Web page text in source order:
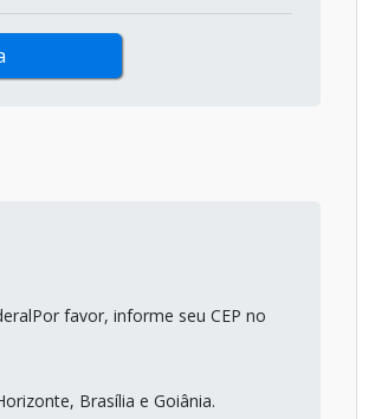
favor, informe seu CEP no
Brasília e Goiânia.